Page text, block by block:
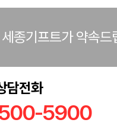
종기프트가 약속드
담전화
5900